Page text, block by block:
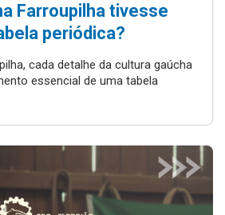
Farroupilha tivesse
periódica?
cada detalhe da cultura gaúcha
essencial de uma tabela